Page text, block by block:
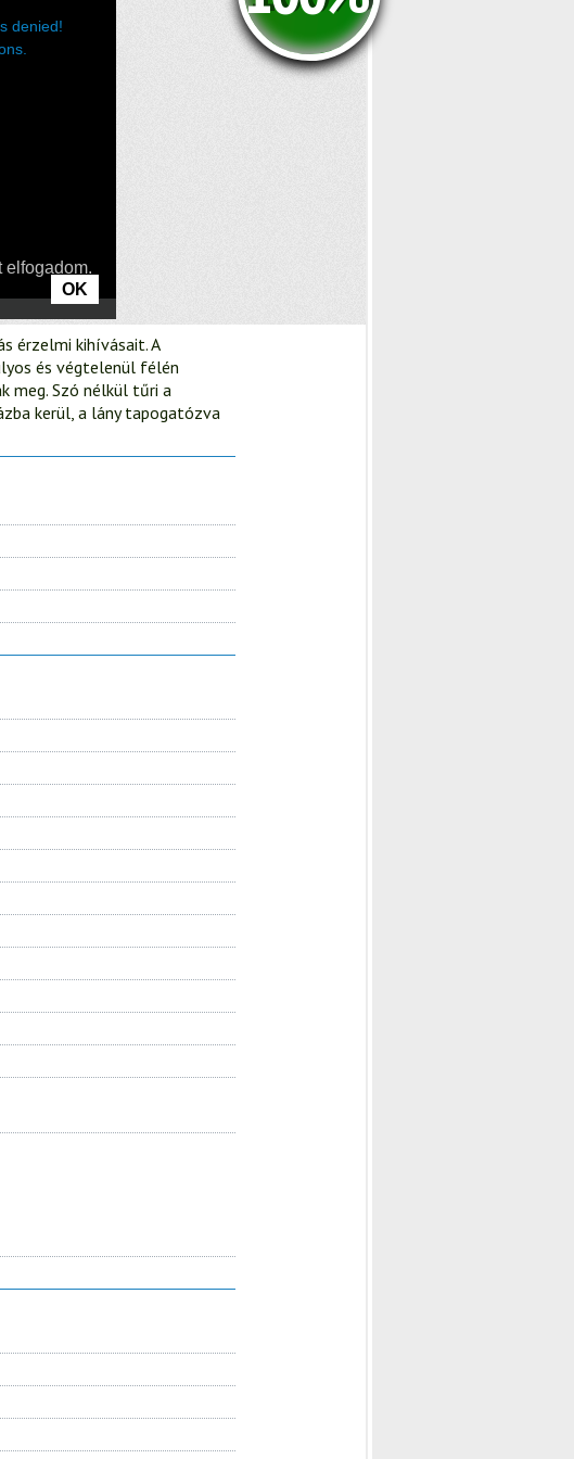
érzelmi kihívásait. A
és végtelenül félén
meg. Szó nélkül tűri a
kerül, a lány tapogatózva